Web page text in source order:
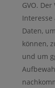
GVO.
Daten,
können,
und um